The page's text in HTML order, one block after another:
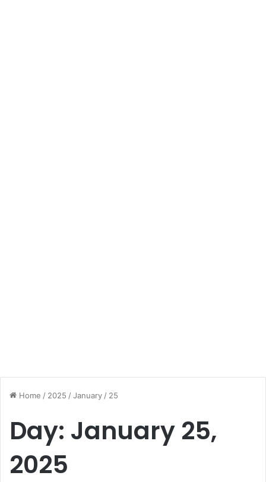
Home / 2025 /January / 25
Day: January 25,
2025